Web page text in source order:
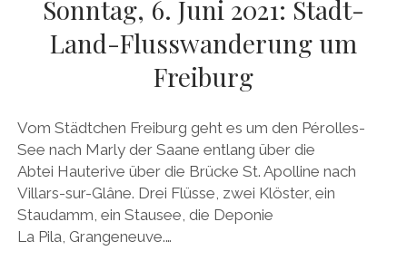
Sonntag, 6. Juni 2021: Stadt-
Land-Flusswanderung um
Freiburg
Vom Städtchen Freiburg geht es um den Pérolles-
See nach Marly der Saane entlang über die
Abtei Hauterive über die Brücke St. Apolline nach
Villars-sur-Glâne. Drei Flüsse, zwei Klöster, ein
Staudamm, ein Stausee, die Deponie
La Pila, Grangeneuve.…